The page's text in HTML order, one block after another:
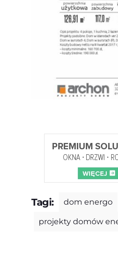
Tagi: dom energo
projekty domów